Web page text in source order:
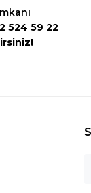
524 59 22